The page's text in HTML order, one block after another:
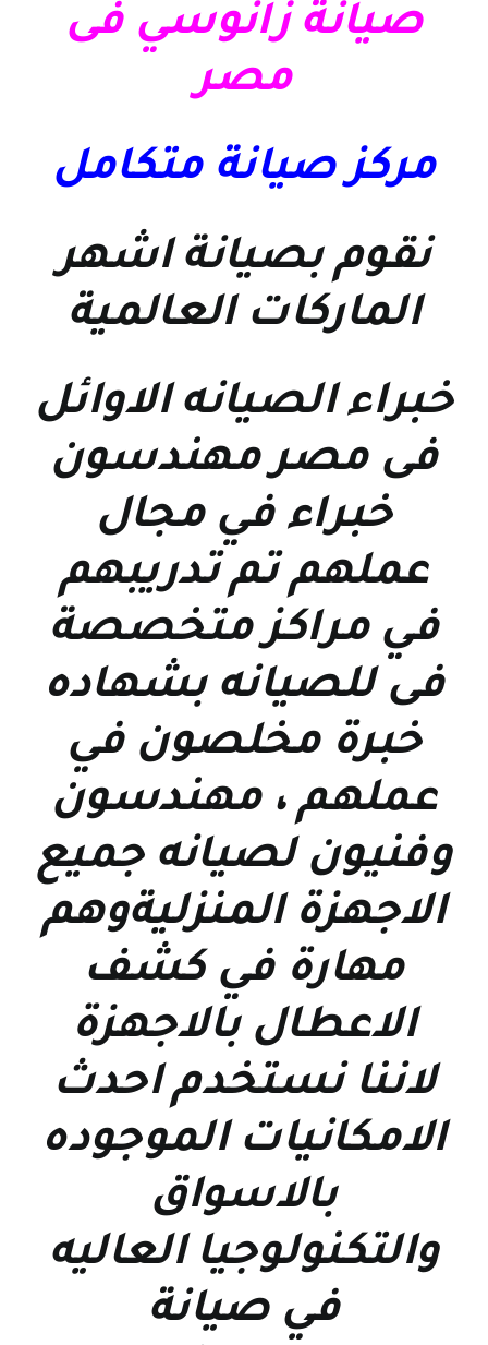
صيانة زانوسي فى
مصر
مركز صيانة متكامل
نقوم بصيانة اشهر
الماركات العالمية
خبراء الصيانه الاوائل
فى مصر مهندسون
خبراء في مجال
عملهم تم تدريبهم
في مراكز متخصصة
فى للصيانه بشهاده
خبرة مخلصون في
عملهم ، مهندسون
وفنيون لصيانه جميع
الاجهزة المنزليةوهم
مهارة في كشف
الاعطال بالاجهزة
لاننا نستخدم احدث
الامكانيات الموجوده
بالاسواق
والتكنولوجيا العاليه
في صيانة